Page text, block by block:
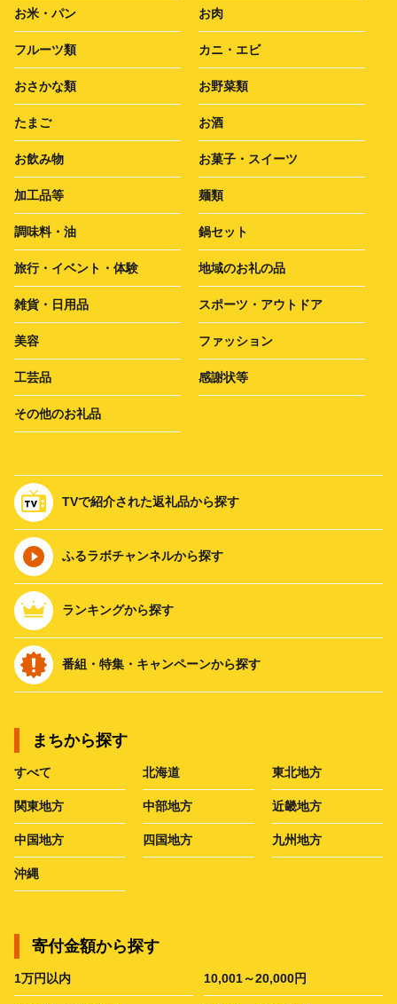
お米・パン お肉
フルーツ類 カニ・エビ
おさかな類 お野菜類
たまご お酒
お飲み物 お菓子・スイーツ
加工品等 麺類
調味料・油 鍋セット
旅行・イベント・体験 地域のお礼の品
雑貨・日用品 スポーツ・アウトドア
美容 ファッション
工芸品 感謝状等
その他のお礼品
TVで紹介された返礼品から探す
ふるラボチャンネルから探す
ランキングから探す
番組・特集・キャンペーンから探す
まちから探す
すべて 北海道 東北地方
関東地方 中部地方 近畿地方
中国地方 四国地方 九州地方
沖縄
寄付金額から探す
1万円以内 10,001～20,000円